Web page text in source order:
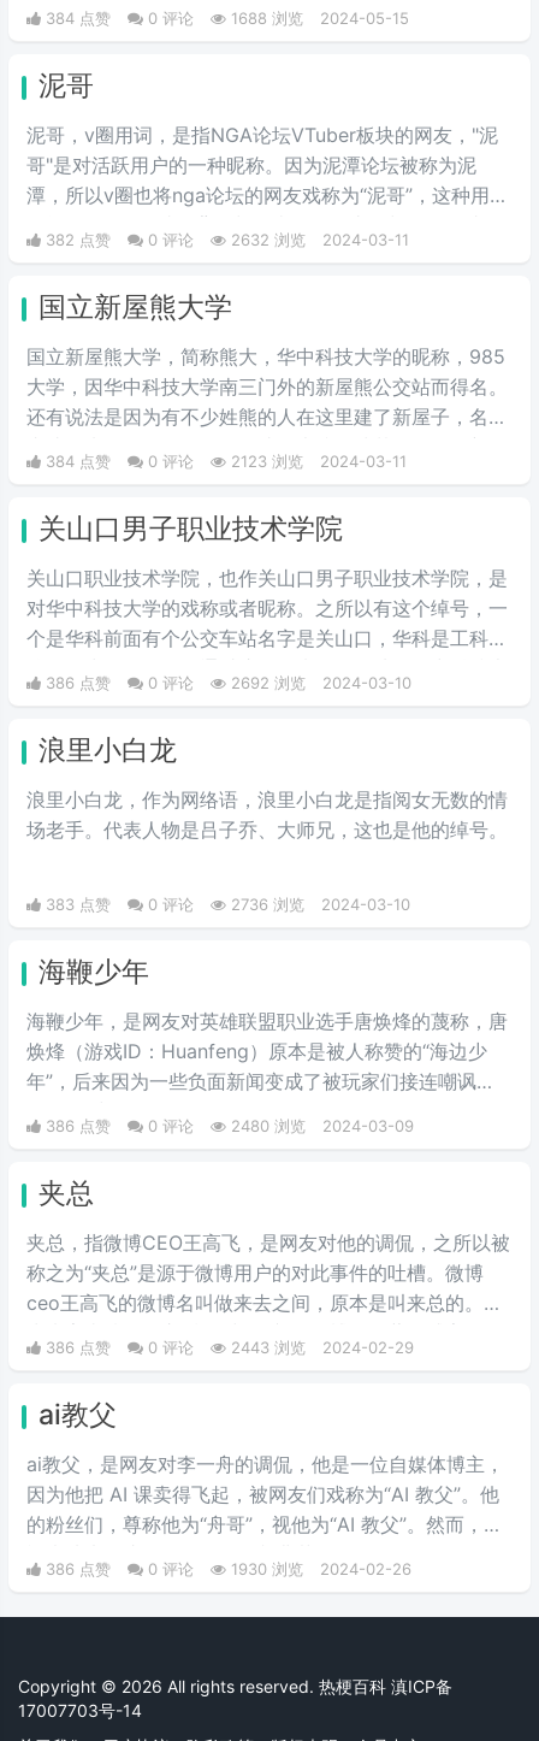
带领NAVI战队战胜A队和G2，夺得冠军。
384 点赞 0 评论 1688 浏览 2024-05-15
泥哥
泥哥，v圈用词，是指NGA论坛VTuber板块的网友，"泥
哥"是对活跃用户的一种昵称。因为泥潭论坛被称为泥
潭，所以v圈也将nga论坛的网友戏称为“泥哥”，这种用法
户们开始将这些常驻者称为"泥哥"。
382 点赞 0 评论 2632 浏览 2024-03-11
国立新屋熊大学
国立新屋熊大学，简称熊大，华中科技大学的昵称，985
大学，因华中科技大学南三门外的新屋熊公交站而得名。
还有说法是因为有不少姓熊的人在这里建了新屋子，名字
熊大学的名字，比这个985大学更广为人知的外号“关山口
384 点赞 0 评论 2123 浏览 2024-03-11
关山口男子职业技术学院
关山口职业技术学院，也作关山口男子职业技术学院，是
对华中科技大学的戏称或者昵称。之所以有这个绰号，一
个是华科前面有个公交车站名字是关山口，华科是工科院
学称作关山口男子职业技术学院。所以有了这个江湖绰
386 点赞 0 评论 2692 浏览 2024-03-10
浪里小白龙
浪里小白龙，作为网络语，浪里小白龙是指阅女无数的情
场老手。代表人物是吕子乔、大师兄，这也是他的绰号。
383 点赞 0 评论 2736 浏览 2024-03-10
海鞭少年
海鞭少年，是网友对英雄联盟职业选手唐焕烽的蔑称，唐
焕烽（游戏ID：Huanfeng）原本是被人称赞的“海边少
年”，后来因为一些负面新闻变成了被玩家们接连嘲讽
386 点赞 0 评论 2480 浏览 2024-03-09
夹总
夹总，指微博CEO王高飞，是网友对他的调侃，之所以被
称之为“夹总”是源于微博用户的对此事件的吐槽。微博
ceo王高飞的微博名叫做来去之间，原本是叫来总的。因
为称为“夹”，所以来去之间喜提夹总这一称号。
386 点赞 0 评论 2443 浏览 2024-02-29
ai教父
ai教父，是网友对李一舟的调侃，他是一位自媒体博主，
因为他把 AI 课卖得飞起，被网友们戏称为“AI 教父”。他
的粉丝们，尊称他为“舟哥”，视他为“AI 教父”。然而，质
他的课程是“智商税”。
386 点赞 0 评论 1930 浏览 2024-02-26
Copyright © 2026 All rights reserved. 热梗百科 滇ICP备
17007703号-14